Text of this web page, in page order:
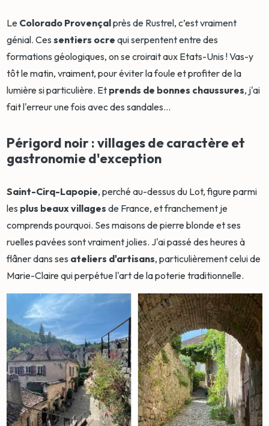
Le Colorado Provençalprès de Rustrel, c’est vraiment
génial. Cessentiers ocre qui serpentent entre des
formations géologiques, on se croirait aux Etats-Unis ! Vas-y
tôt le matin, vraiment, pour éviter la foule et profiter de la
lumière si particulière. Et prends de bonnes chaussures, j'ai
fait l'erreur une fois avec des sandales…
Périgord noir : villages de caractère et
gastronomie d'exception
Saint-Cirq-Lapopie, perché au-dessus du Lot, figure parmi
les plus beaux villages de France, et franchement je
comprends pourquoi. Ses maisons de pierre blonde et ses
ruelles pavées sont vraiment jolies. J'ai passé des heures à
flâner dans ses ateliers d'artisans, particulièrement celui de
Marie-Claire qui perpétue l'art de la poterie traditionnelle.